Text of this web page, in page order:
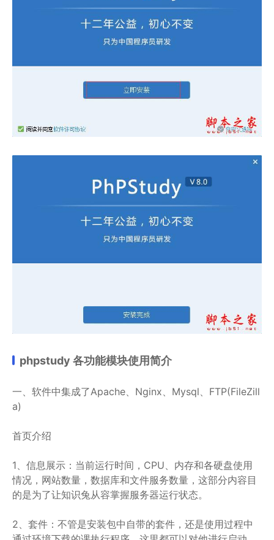
phpstudy 各功能模块使用简介
一、软件中集成了Apache、Nginx、Mysql、FTP(FileZill
a)
首页介绍
1、信息展示：当前运行时间，CPU、内存和各硬盘使用
情况，网站数量，数据库和文件服务数量，这部分内容目
的是为了让知识兔从容掌握服务器运行状态。
2、套件：不管是安装包中自带的套件，还是使用过程中